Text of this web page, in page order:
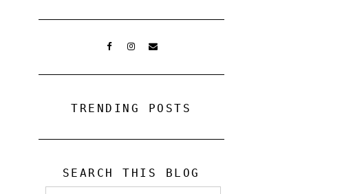
TRENDING POSTS
SEARCH THIS BLOG